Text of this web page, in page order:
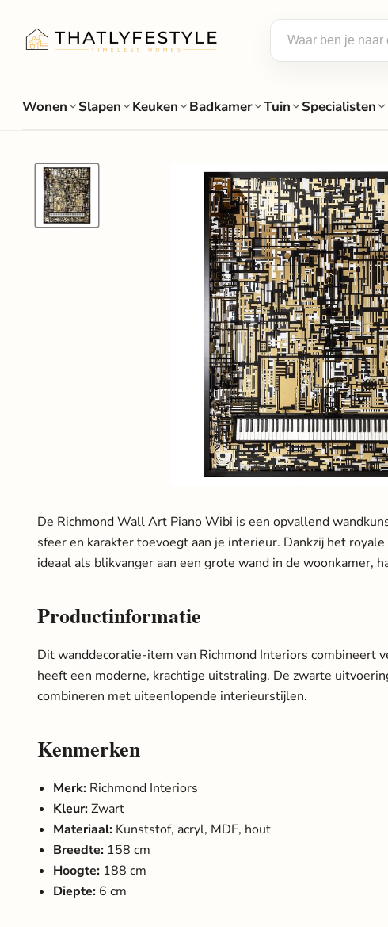
Wonen Slapen Keuken Badkamer Tuin Specialisten
De Richmond Wall Art Piano Wibi is een opvallend
sfeer en karakter toevoegt aan je interieur. Dankzij het
ideaal als blikvanger aan een grote wand in de woonkamer,
Productinformatie
Dit wanddecoratie-item van Richmond Interiors combineert
heeft een moderne, krachtige uitstraling. De zwarte
combineren met uiteenlopende interieurstijlen.
Kenmerken
Merk: Richmond Interiors
Kleur:Zwart
Materiaal: Kunststof, acryl, MDF, hout
Breedte: 158 cm
Hoogte: 188 cm
Diepte: 6 cm